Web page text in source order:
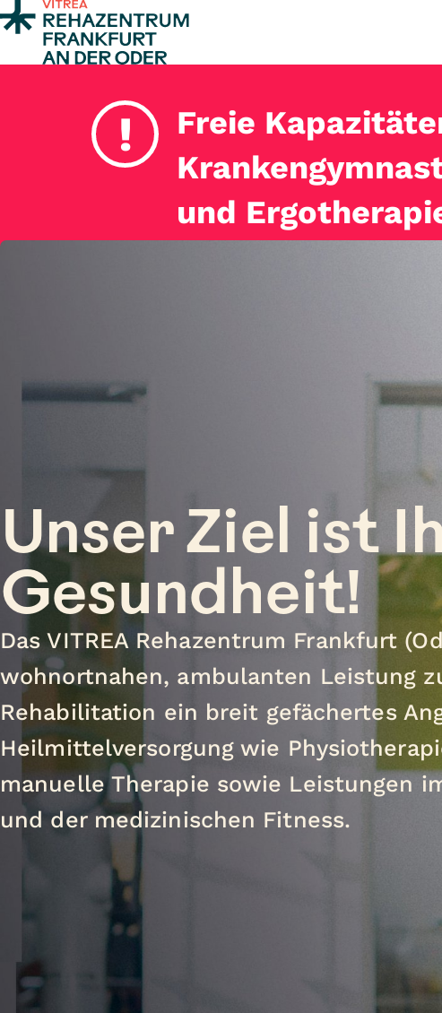
Zum Inhalt springen
!
Freie
und
Unser Ziel ist
Gesundheit!
Das VITREA Rehazentrum Frankfurt
wohnortnahen, ambulanten Leistung
Rehabilitation ein breit gefächertes
Heilmittelversorgung wie
manuelle Therapie sowie Leistungen
und der medizinischen Fitness.